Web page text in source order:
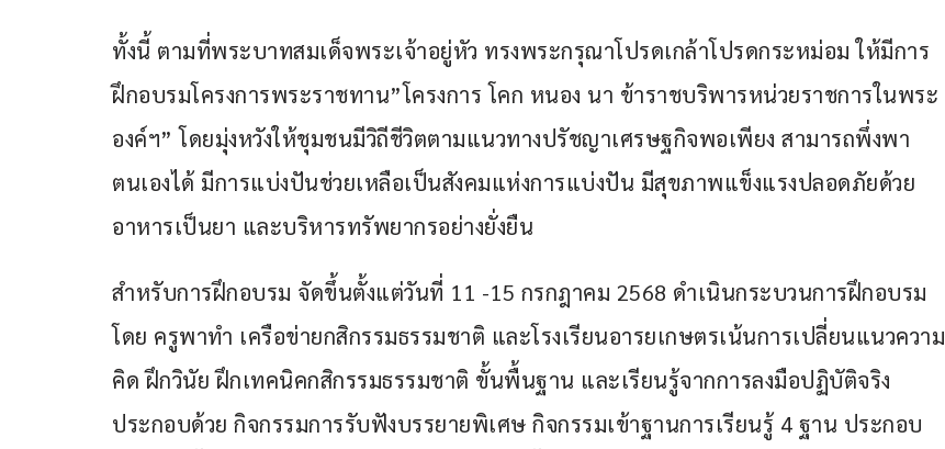
ทั้งนี้ ตามที่พระบาทสมเด็จพระเจ้าอยู่หัว ทรงพระกรุณาโปรดเกล้าโปรดกระหม่อม ให้มีการ
ฝึกอบรมโครงการพระราชทาน”โครงการ โคก หนอง นา ข้าราชบริพารหน่วยราชการในพระ
องค์ฯ” โดยมุ่งหวังให้ชุมชนมีวิถีชีวิตตามแนวทางปรัชญาเศรษฐกิจพอเพียง สามารถพึ่งพา
ตนเองได้ มีการแบ่งปันช่วยเหลือเป็นสังคมแห่งการแบ่งปัน มีสุขภาพแข็งแรงปลอดภัยด้วย
อาหารเป็นยา และบริหารทรัพยากรอย่างยั่งยืน
สำหรับการฝึกอบรม จัดขึ้นตั้งแต่วันที่ 11 -15 กรกฎาคม 2568 ดำเนินกระบวนการฝึกอบรม
โดย ครูพาทำ เครือข่ายกสิกรรมธรรมชาติ และโรงเรียนอารยเกษตรเน้นการเปลี่ยนแนวความ
คิด ฝึกวินัย ฝึกเทคนิคกสิกรรมธรรมชาติ ขั้นพื้นฐาน และเรียนรู้จากการลงมือปฏิบัติจริง
ประกอบด้วย กิจกรรมการรับฟังบรรยายพิเศษ กิจกรรมเข้าฐานการเรียนรู้ 4 ฐาน ประกอบ